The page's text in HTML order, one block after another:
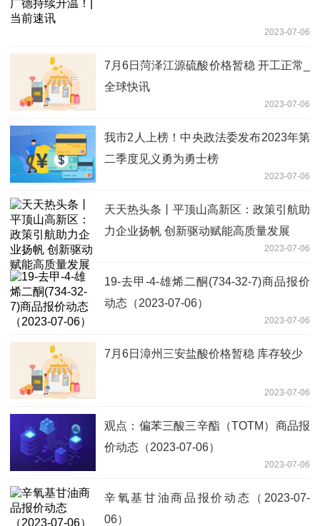
2023-07-06
7月6日菏泽江源硫酸价格暂稳 开工正常_
全球快讯
2023-07-06
我市2人上榜！中央政法委发布2023年第
二季度见义勇为勇士榜
2023-07-06
天天热头条丨平顶山高新区：政策引航助
力企业扬帆 创新驱动赋能高质量发展
2023-07-06
19-去甲-4-雄烯二酮(734-32-7)商品报价
动态（2023-07-06）
2023-07-06
7月6日漳州三安盐酸价格暂稳 库存较少
2023-07-06
观点：偏苯三酸三辛酯（TOTM）商品报
价动态（2023-07-06）
2023-07-06
辛氧基甘油商品报价动态（2023-07-
06）